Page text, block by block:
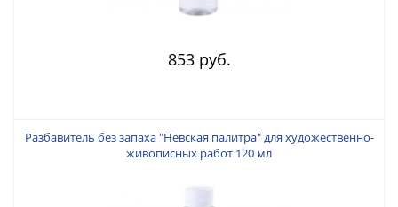
853 руб.
Разбавитель без запаха "Невская палитра" для художественно-
живописных работ 120 мл